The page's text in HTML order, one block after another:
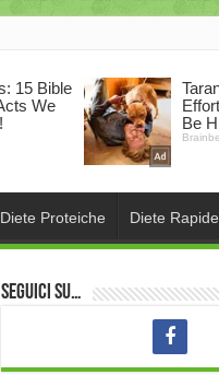
Diete Proteiche Diete Rapide
Seguici su…